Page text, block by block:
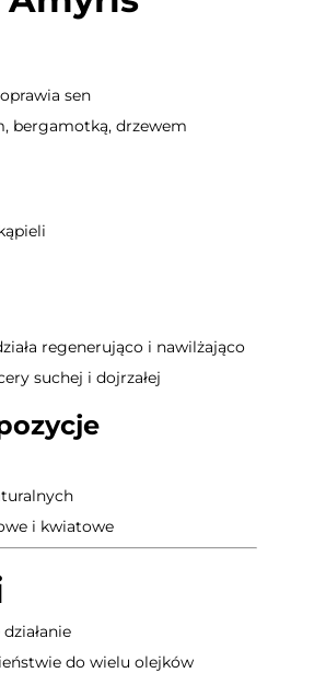
sen
bergamotką, drzewem
regenerująco i nawilżająco
suchej i dojrzałej
i kwiatowe
do wielu olejków